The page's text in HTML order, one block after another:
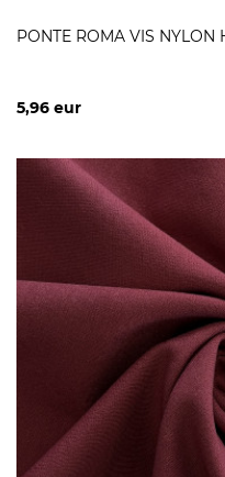
PONTE ROMA VIS NYLON
5,96 eur